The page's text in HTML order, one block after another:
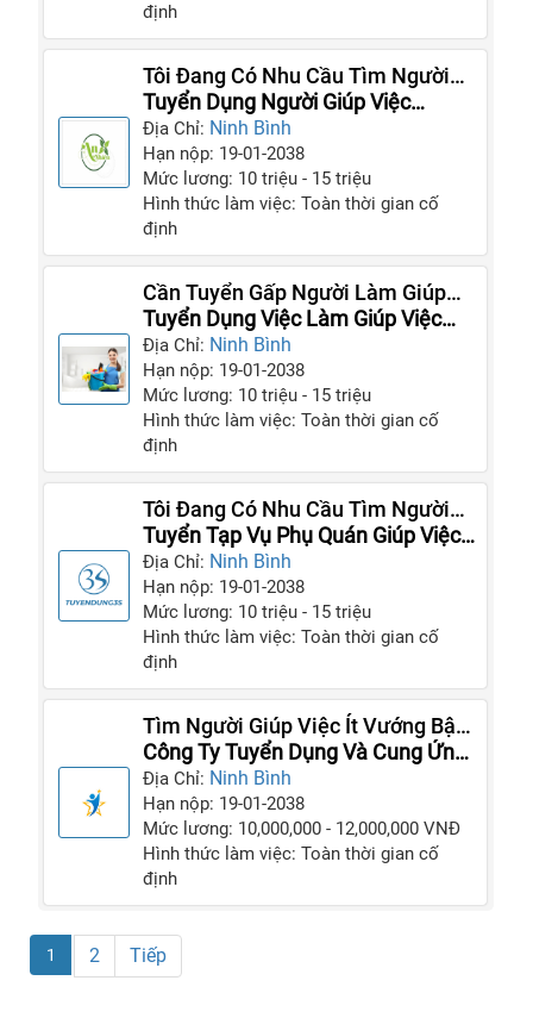
định
Tôi Đang Có Nhu Cầu Tìm Người
Làm Gấp, Liên Hệ
Tuyển Dụng Người Giúp Việc
Lương Cao
Địa Chỉ: Ninh Bình
Hạn nộp: 19-01-2038
Mức lương: 10 triệu - 15 triệu
Hình thức làm việc: Toàn thời gian cố
định
Cần Tuyển Gấp Người Làm Giúp
Việc Tại Nhà Cho Gia Đình
Tuyển Dụng Việc Làm Giúp Việc
Nhà Lương Cao
Địa Chỉ: Ninh Bình
Hạn nộp: 19-01-2038
Mức lương: 10 triệu - 15 triệu
Hình thức làm việc: Toàn thời gian cố
định
Tôi Đang Có Nhu Cầu Tìm Người
Làm Gấp, Liên Hệ Ngay ☎️
Tuyển Tạp Vụ Phụ Quán Giúp Việc
Gia Đình
Địa Chỉ: Ninh Bình
Hạn nộp: 19-01-2038
Mức lương: 10 triệu - 15 triệu
Hình thức làm việc: Toàn thời gian cố
định
Tìm Người Giúp Việc Ít Vướng Bận
Gia Đình, Trung Thực
Công Ty Tuyển Dụng Và Cung Ứng
Giúp Việc
Địa Chỉ: Ninh Bình
Hạn nộp: 19-01-2038
Mức lương: 10,000,000 - 12,000,000 VNĐ
Hình thức làm việc: Toàn thời gian cố
định
1 2 Tiếp